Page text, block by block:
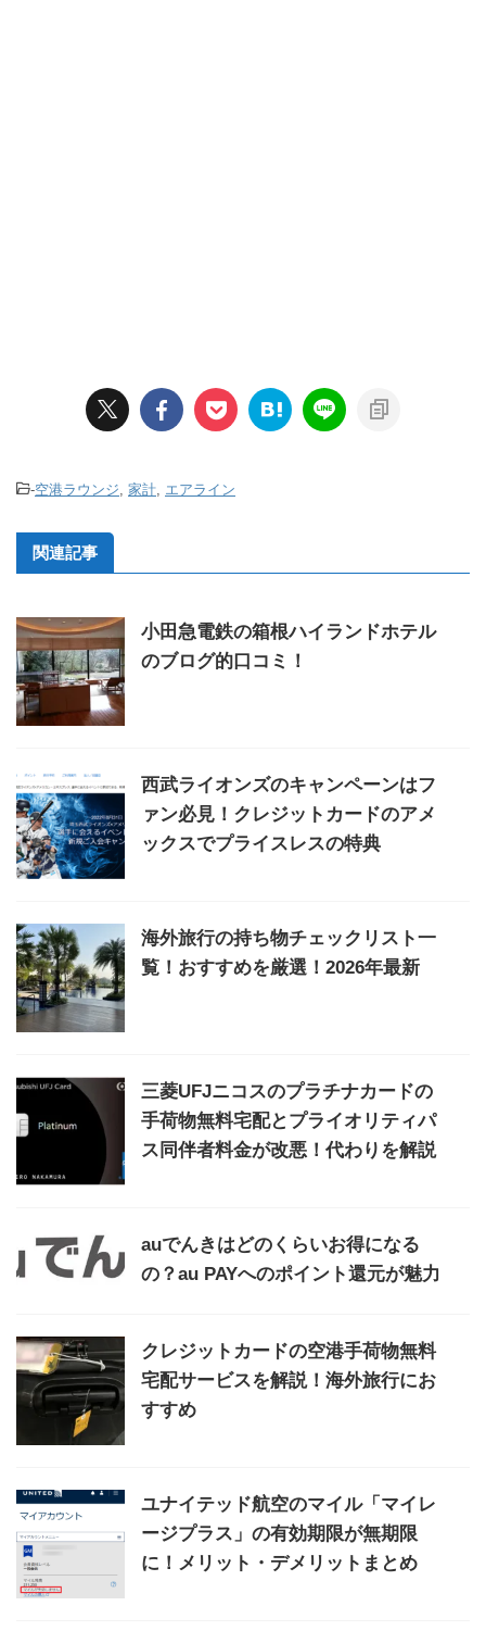
-空港ラウンジ, 家計, エアライン
関連記事
小田急電鉄の箱根ハイランドホテル
のブログ的口コミ！
西武ライオンズのキャンペーンはフ
ァン必見！クレジットカードのアメ
ックスでプライスレスの特典
海外旅行の持ち物チェックリスト一
覧！おすすめを厳選！2026年最新
三菱UFJニコスのプラチナカードの
手荷物無料宅配とプライオリティパ
ス同伴者料金が改悪！代わりを解説
auでんきはどのくらいお得になる
の？au PAYへのポイント還元が魅力
クレジットカードの空港手荷物無料
宅配サービスを解説！海外旅行にお
すすめ
ユナイテッド航空のマイル「マイレ
ージプラス」の有効期限が無期限
に！メリット・デメリットまとめ